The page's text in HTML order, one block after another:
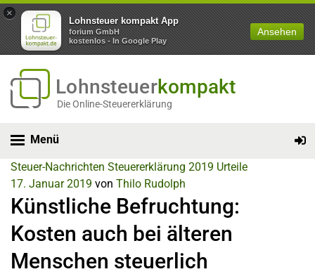
×
Lohnsteuer kompakt App
forium GmbH
kostenlos - In Google Play
Ansehen
Lohnsteuerkompakt
Die Online-Steuererklärung
Menü
Steuer-Nachrichten Steuererklärung 2019 Urteile
17. Januar 2019 von Thilo Rudolph
Künstliche Befruchtung:
Kosten auch bei älteren
Menschen steuerlich